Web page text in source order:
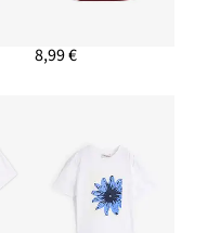
8,99 €